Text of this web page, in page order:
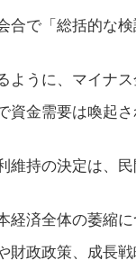
合で「総括的な
ように、マイナ
資金需要は喚起
維持の決定は、
済全体の萎縮
政政策、成長